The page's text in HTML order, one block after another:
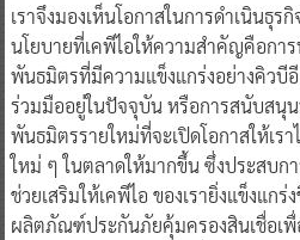
เราจึงมองเห็นโอกาสในการดำเนินธุ
นโยบายที่เคพีไอให้ความสำคัญคือกา
พันธมิตรที่มีความแข็งแกร่งอย่างคิวบี
ร่วมมืออยู่ในปัจจุบัน หรือการสนับสนุน
พันธมิตรรายใหม่ที่จะเปิดโอกาสให้เร
ใหม่ ๆ ในตลาดให้มากขึ้น ซึ่งประสบก
ช่วยเสริมให้เคพีไอ ของเรายิ่งแข็งแก
ผลิตภัณฑ์ประกันภัยคุ้มครองสินเชื่อเพื่